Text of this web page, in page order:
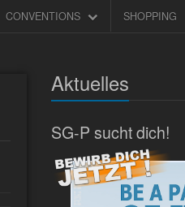
CONVENTIONS SHOPPING
Aktuelles
SG-P sucht dich!